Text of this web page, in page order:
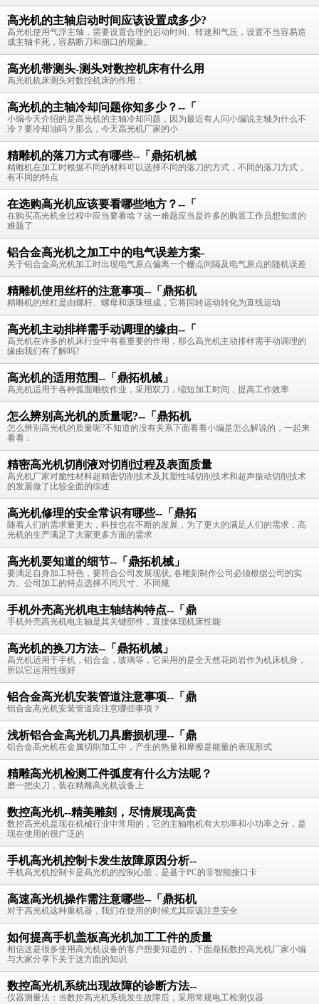
高光机的主轴启动时间应该设置成多少?
高光机使用气浮主轴，需要设置合理的启动时间、转速和气压，设置不当容易造
成主轴卡死，容易断刀和崩口的现象。
高光机带测头-测头对数控机床有什么用
高光机机床测头对数控机床的作用：
高光机的主轴冷却问题你知多少？--「
小编今天介绍的是高光机的主轴冷却问题，因为最近有人问小编说主轴为什么不
冷？要冷却油吗？那么，今天高光机厂家的小
精雕机的落刀方式有哪些--「鼎拓机械
精雕机在加工时根据不同的材料可以选择不同的落刀的方式，不同的落刀方式，
有不同的特点
在选购高光机应该要看哪些地方？--「
在购买高光机全过程中应当要看啥？这一难题应当是许多的购置工作员想知道的
难题了
铝合金高光机之加工中的电气误差方案-
关于铝合金高光机加工时出现电气原点偏离一个栅点间隔及电气原点的随机误差
精雕机使用丝杆的注意事项--「鼎拓机
精雕机的丝杠是由螺杆、螺母和滚珠组成，它将回转运动转化为直线运动
高光机主动排样需手动调理的缘由--「
高光机在许多的机床行业中有着重要的作用，那么高光机主动排样需手动调理的
缘由我们有了解吗?
高光机的适用范围--「鼎拓机械」
高光机适用于各种弧面雕纹作业，采用双刀，缩短加工时间，提高工作效率
怎么辨别高光机的质量呢?--「鼎拓机
怎么辨别高光机的质量呢?不知道的没有关系下面看看小编是怎么解说的，一起来
看看：
精密高光机切削液对切削过程及表面质量
高光机厂家对脆性材料超精密切削技术及其塑性域切削技术和超声振动切削技术
的发展做了比较全面的综述
高光机修理的安全常识有哪些--「鼎拓
随着人们的需求量更大，科技也在不断的发展，为了更大的满足人们的需求，高
光机的生产满足了大家更多方面的需求
高光机要知道的细节--「鼎拓机械」
要满足自身加工特色，要符合公司发展现状; 各雕刻制作公司必须根据公司的实
力、公司加工的特点选择不同尺寸、不同规
手机外壳高光机电主轴结构特点--「鼎
手机外壳高光机电主轴是其关键部件，直接体现机床性能
高光机的换刀方法--「鼎拓机械」
高光机适用于手机，铝合金，玻璃等，它采用的是全天然花岗岩作为机床机身，
所以它运用性很好
铝合金高光机安装管道注意事项--「鼎
铝合金高光机安装管道应注意哪些事项？
浅析铝合金高光机刀具磨损机理--「鼎
铝合金高光机在金属切削加工中，产生的热量和摩擦是能量的表现形式
精雕高光机检测工件弧度有什么方法呢？
磨一把尖刀，装在精雕高光机设备上
数控高光机--精美雕刻，尽情展现高贵
数控高光机是现在机械行业中常用的，它的主轴电机有大功率和小功率之分，是
现在使用的很广泛的
手机高光机控制卡发生故障原因分析--
手机高光机控制卡是高光机的控制心脏，是基于PC的非智能接口卡
高速高光机操作需注意哪些--「鼎拓机
对于高光机这种重机器，我们在使用的时候尤其应该注意安全
如何提高手机盖板高光机加工工件的质量
相信这是很多使用高光机设备的客户想要知道的，下面鼎拓数控高光机厂家小编
与大家分享下关于这方面的知识
数控高光机系统出现故障的诊断方法--
仪器测量法：当数控高光机系统发生故障后，采用常规电工检测仪器